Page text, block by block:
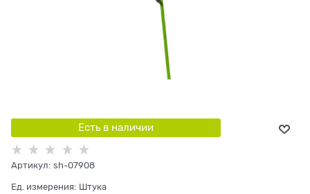
Есть в наличии
Артикул: sh-07908
Ед. измерения: Штука